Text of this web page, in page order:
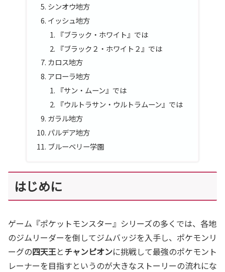
シンオウ地方
イッシュ地方
『ブラック・ホワイト』では
『ブラック２・ホワイト２』では
カロス地方
アローラ地方
『サン・ムーン』では
『ウルトラサン・ウルトラムーン』では
ガラル地方
パルデア地方
ブルーベリー学園
はじめに
ゲーム『ポケットモンスター』シリーズの多くでは、各地
のジムリーダーを倒してジムバッジを入手し、ポケモンリ
ーグの四天王とチャンピオンに挑戦して最強のポケモント
レーナーを目指すというのが大きなストーリーの流れにな